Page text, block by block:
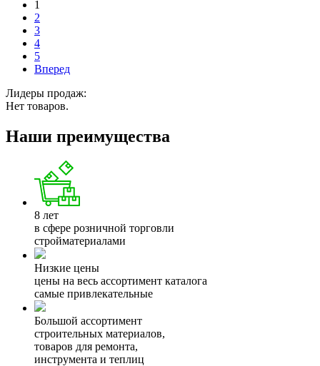
1
2
3
4
5
Вперед
Лидеры продаж:
Нет товаров.
Наши преимущества
8 лет
в сфере розничной торговли
стройматериалами
Низкие цены
цены на весь ассортимент каталога
самые привлекательные
Большой ассортимент
строительных материалов,
товаров для ремонта,
инструмента и теплиц